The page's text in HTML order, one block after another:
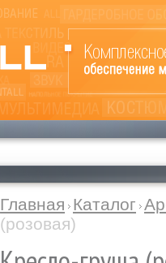
Главная Каталог
(розовая)